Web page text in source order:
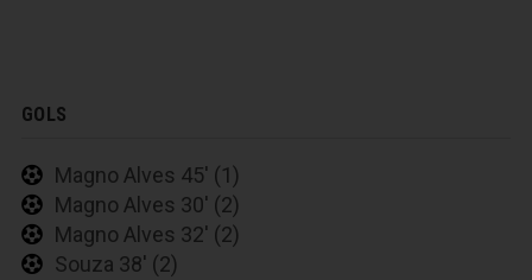
GOLS
Magno Alves 45' (1)
Magno Alves 30' (2)
Magno Alves 32' (2)
Souza 38' (2)